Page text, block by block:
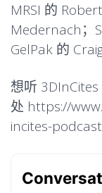
MRSI 的
Medernach；
GelPak 的
想听
处 https://
incites-